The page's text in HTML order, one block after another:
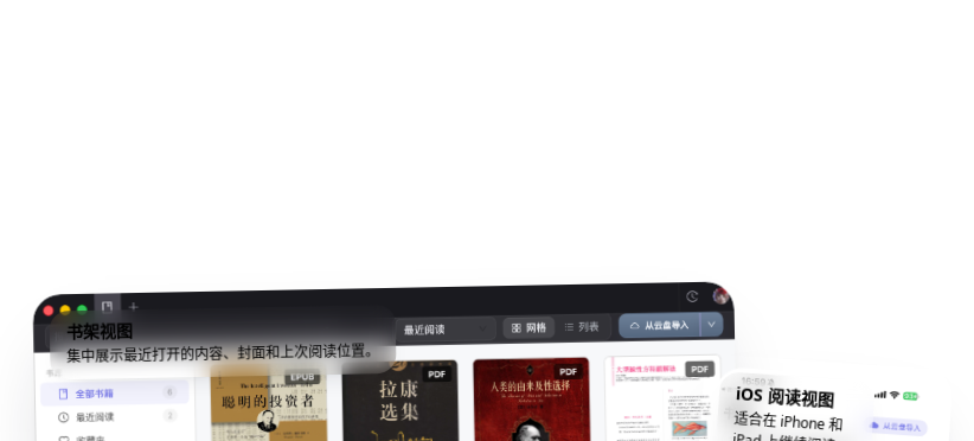
书架视图
集中展示最近打开的内容、封面和上次阅读位置。
iOS 阅读视图
适合在 iPhone 和
iPad 上继续阅读，
随时回到上次看到